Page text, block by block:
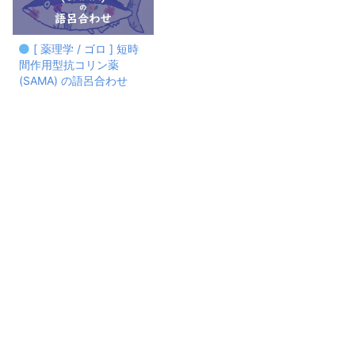
[ 薬理学 / ゴロ ] 短時
間作用型抗コリン薬
(SAMA) の語呂合わせ